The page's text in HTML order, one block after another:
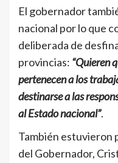
El gobernador
nacional por lo que
deliberada de
provincias: “Quieren
pertenecen a los
destinarse a las
al Estado nacional”.
También estuvieron
del Gobernador,